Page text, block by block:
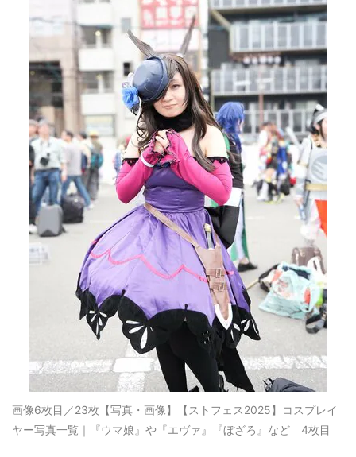
画像6枚目／23枚 【写真・画像】【ストフェス2025】コスプレイ
ヤー写真一覧｜『ウマ娘』や『エヴァ』『ぼざろ』など 4枚目